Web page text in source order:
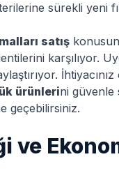
sürekli yeni
satış
karşılıyor.
ürünlerini güvenle
geçebilirsiniz.
ve